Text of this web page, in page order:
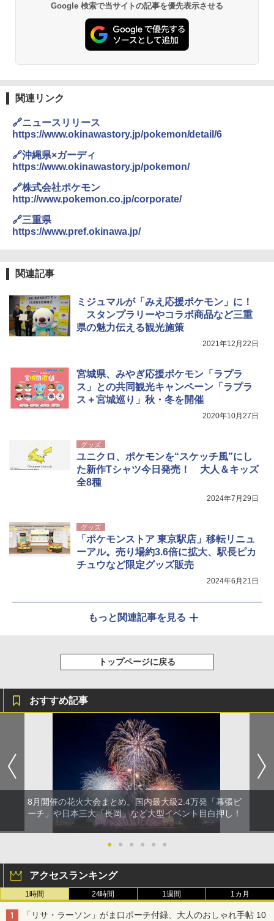
PYKES PEAK (パイクスピーク) 着替えテン
ト プライバシー テント 【中が透けない】 1
人用 折りたたみ 防災グッズ 災害用トイレ ビ
ーチ ピクニック ポップアップテント 携帯 簡
易 トイレテント (ブラック)
テント ワンタッチ RENEW 幅200 2-3人用 43
500002(88859)
￥5,999
[キャンパーズコレクション 山善] 傘みたいに
広げるだけ パッとサッとテント ブラックコ
ーティング フルクローズ メッシュ 3-4人用
ュ(BC仕様) PATC-150B(EB)
広げるだけ パッとサッとテント キューブワ
イド ブラックコーティング フルクローズ メ
ッシュ 4人用 簡単設置 ポップアップテント P
ATCW-150B エクルベージュ
-08EX カーキ ソロキャンプ ポリエステル フ
レーム テント
￥14,800
￥2,980
ニューエラ New Era キャップ メッシュキャ
ップ 9FORTY AFrame 15226380 NER37C00
サーフライダーファウンデーション Surfride
r Foundation コラボ Aフレーム メンズ レデ
ィース 帽子 スナップバック a-frame 9フォー
ケア FREE
【日本企業販売】超強力クマ対策スプレー 30
0ml（連続噴射30秒）110ml（連続噴射15
秒）射程5～10m 安全ロック搭載 携帯収納袋
付き ヒグマ・イノシシ対策 自治体・教育機
防災用品 長期保存可能 緊急時用 日本国内発
￥3,680
Google 検索で当サイトの記事を優先表示させる
関連リンク
🔗ニュースリリース
https://www.okinawastory.jp/pokemon/detail/6
🔗沖縄県×ガーディ
https://www.okinawastory.jp/pokemon/
🔗株式会社ポケモン
http://www.pokemon.co.jp/corporate/
🔗三重県
https://www.pref.okinawa.jp/
関連記事
ミジュマルが「みえ応援ポケモン」に！
スタンプラリーやコラボ商品など三重
県の魅力伝える観光施策
2021年12月22日
宮城県、みやぎ応援ポケモン「ラプラ
ス」との共同観光キャンペーン「ラプラ
ス＋宮城巡り」秋・冬を開催
2020年10月27日
グッズ
ユニクロ、ポケモンを“スケッチ風”にし
た新作Tシャツ今日発売！ 大人＆キッズ
全8種
2024年7月29日
グッズ
「ポケモンストア 東京駅店」移転リニュ
ーアル。売り場約3.6倍に拡大、駅長ピカ
チュウなど限定グッズ販売
2024年6月21日
もっと関連記事を見る
トップページに戻る
おすすめ記事
8月開催の花火大会まとめ。国内最大級2.4万発「幕張ビ
ーチ」や日本三大「長岡」など大型イベント目白押し！
● ● ● ● ● ●
アクセスランキング
1時間 24時間 1週間 1カ月
「リサ・ラーソン」がま口ポーチ付録、大人のおしゃれ手帖 10